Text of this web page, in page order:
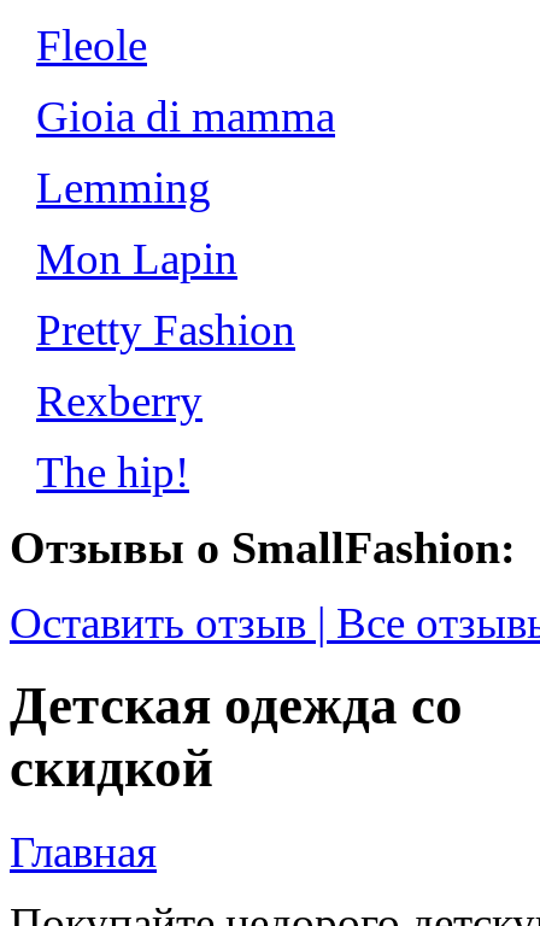
Fleole
Gioia di mamma
Lemming
Mon Lapin
Pretty Fashion
Rexberry
The hip!
Отзывы о SmallFashion:
Оставить отзыв | Все
Детская одежда со
скидкой
Главная